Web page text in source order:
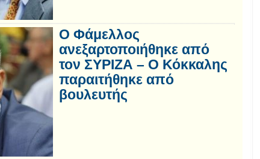
Ο Φάμελλος
ανεξαρτοποιήθηκε από
τον ΣΥΡΙΖΑ – Ο Κόκκαλης
παραιτήθηκε από
βουλευτής